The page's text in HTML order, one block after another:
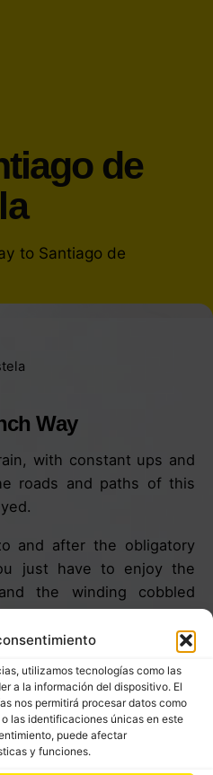
utilizamos tecnologías como las
a la información del dispositivo. El
nos permitirá procesar datos como
las identificaciones únicas en este
puede afectar
y funciones.
de
to Santiago de
Way
with constant ups and
roads and paths of this
and after the obligatory
just have to enjoy the
the winding cobbled
Praza do Obradoiro to
beauty and begin to
of the Camino.
YOU HAVE FINALLY
COMPOSTELA!